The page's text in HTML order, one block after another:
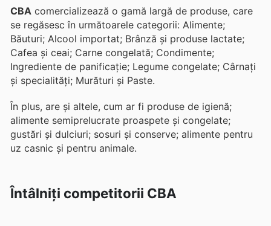
CBA comercializează o gamă largă de produse, care
se regăsesc în următoarele categorii: Alimente;
Băuturi; Alcool importat; Brânză și produse lactate;
Cafea și ceai; Carne congelată; Condimente;
Ingrediente de panificație; Legume congelate; Cârnați
și specialități; Murături și Paste.
În plus, are și altele, cum ar fi produse de igienă;
alimente semiprelucrate proaspete și congelate;
gustări și dulciuri; sosuri și conserve; alimente pentru
uz casnic și pentru animale.
Întâlniți competitorii CBA